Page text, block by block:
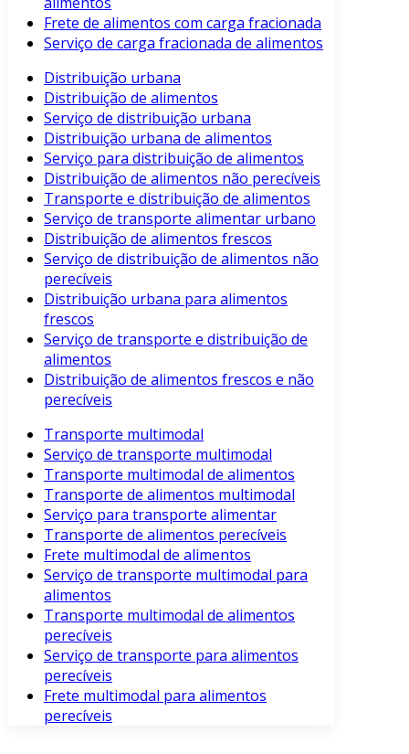
Frete de alimentos com carga fracionada
Serviço de carga fracionada de alimentos
Distribuição urbana
Distribuição de alimentos
Serviço de distribuição urbana
Distribuição urbana de alimentos
Serviço para distribuição de alimentos
Distribuição de alimentos não perecíveis
Transporte e distribuição de alimentos
Serviço de transporte alimentar urbano
Distribuição de alimentos frescos
Serviço de distribuição de alimentos não
perecíveis
Distribuição urbana para alimentos
frescos
Serviço de transporte e distribuição de
alimentos
Distribuição de alimentos frescos e não
perecíveis
Transporte multimodal
Serviço de transporte multimodal
Transporte multimodal de alimentos
Transporte de alimentos multimodal
Serviço para transporte alimentar
Transporte de alimentos perecíveis
Frete multimodal de alimentos
Serviço de transporte multimodal para
alimentos
Transporte multimodal de alimentos
perecíveis
Serviço de transporte para alimentos
perecíveis
Frete multimodal para alimentos
perecíveis